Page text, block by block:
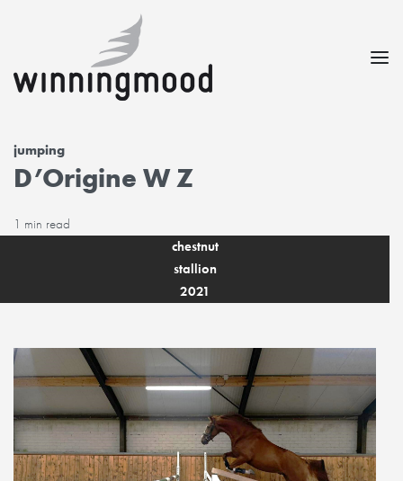
jumping
D’Origine W Z
1 min read
chestnut
stallion
2021